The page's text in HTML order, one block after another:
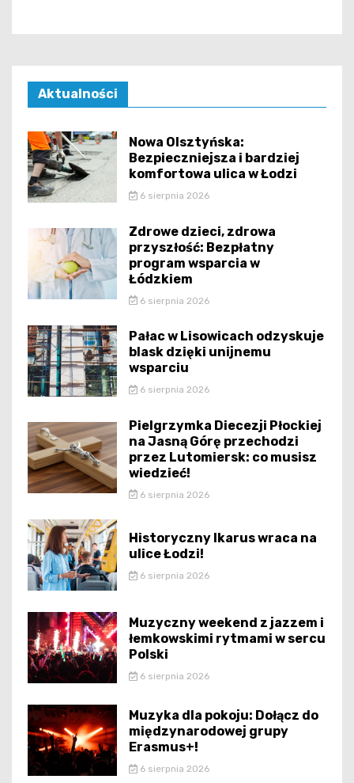
Aktualności
Nowa Olsztyńska:
Bezpieczniejsza i bardziej
komfortowa ulica w Łodzi
6 sierpnia 2026
Zdrowe dzieci, zdrowa
przyszłość: Bezpłatny
program wsparcia w
Łódzkiem
6 sierpnia 2026
Pałac w Lisowicach odzyskuje
blask dzięki unijnemu
wsparciu
6 sierpnia 2026
Pielgrzymka Diecezji Płockiej
na Jasną Górę przechodzi
przez Lutomiersk: co musisz
wiedzieć!
6 sierpnia 2026
Historyczny Ikarus wraca na
ulice Łodzi!
6 sierpnia 2026
Muzyczny weekend z jazzem i
łemkowskimi rytmami w sercu
Polski
6 sierpnia 2026
Muzyka dla pokoju: Dołącz do
międzynarodowej grupy
Erasmus+!
6 sierpnia 2026